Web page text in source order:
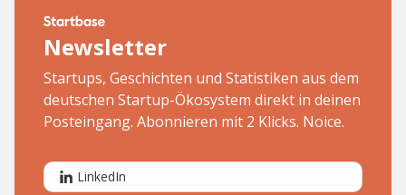
Newsletter
Startups, Geschichten und Statistiken aus dem
deutschen Startup-Ökosystem direkt in deinen
Posteingang. Abonnieren mit 2 Klicks. Noice.
LinkedIn